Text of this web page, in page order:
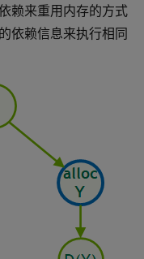
赖来重用内存的方式
依赖信息来执行相同